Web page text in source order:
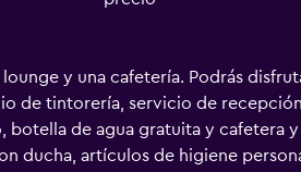
y una cafetería. Podrás
de tintorería, servicio de
de agua gratuita y cafetera
ducha, artículos de higiene